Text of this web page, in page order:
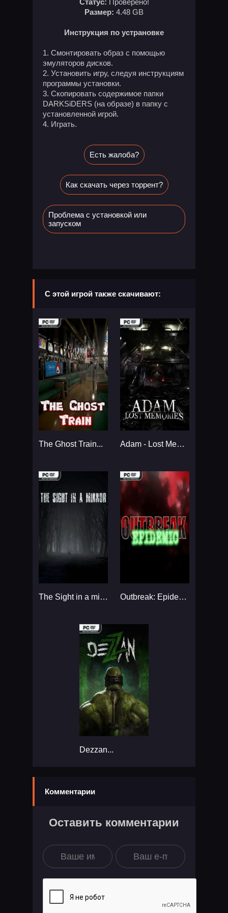
Статус: Проверено!
Размер: 4.48 GB
Инструкция по устрановке
Смонтировать образ с помощью
эмуляторов дисков.
Установить игру, следуя инструкциям
программы установки.
Скопировать содержимое папки
DARKSiDERS (на образе) в папку с
установленной игрой.
Играть.
Есть жалоба?
Как скачать через торрент?
Проблема с установкой или
запуском
С этой игрой также скачивают:
The Ghost Train... Adam - Lost Memories...
The Sight in a mirror... Outbreak: Epidemic...
Dezzan...
Комментарии
Оставить комментарии